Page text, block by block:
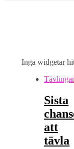
Inga widgetar
Tävlingar
Sista
att
tävla